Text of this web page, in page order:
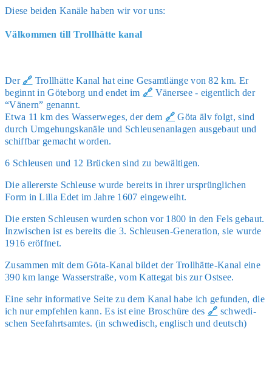
Die­se bei­den Kanä­le haben wir vor uns:
Välkommen till Trollhätte kanal
Der 🔗 Troll­hät­te Kanal hat eine Gesamt­län­ge von 82 km. Er
beginnt in Göte­borg und endet im 🔗 Väner­see - eigent­lich der
“Vänern” genannt.
Etwa 11 km des Was­ser­we­ges, der dem 🔗 Göta älv folgt, sind
durch Umge­hungs­ka­nä­le und Schleu­sen­an­la­gen aus­ge­baut und
schiff­bar gemacht wor­den.
6 Schleu­sen und 12 Brü­cken sind zu bewäl­ti­gen.
Die aller­ers­te Schleu­se wur­de bereits in ihrer ursprüng­li­chen
Form in Lil­la Edet im Jah­re 1607 ein­ge­weiht.
Die ers­ten Schleu­sen wur­den schon vor 1800 in den Fels gebaut.
Inzwi­schen ist es bereits die 3. Schleu­sen-Gene­ra­ti­on, sie wur­de
1916 eröff­net.
Zusam­men mit dem Göta-Kanal bil­det der Troll­hät­te-Kanal eine
390 km lan­ge Was­ser­stra­ße, vom Kat­te­gat bis zur Ost­see.
Eine sehr infor­ma­ti­ve Sei­te zu dem Kanal habe ich gefun­den, die
ich nur emp­feh­len kann. Es ist eine Bro­schü­re des 🔗 schwe­di­
schen See­fahrts­am­tes. (in schwe­disch, eng­lisch und deutsch)